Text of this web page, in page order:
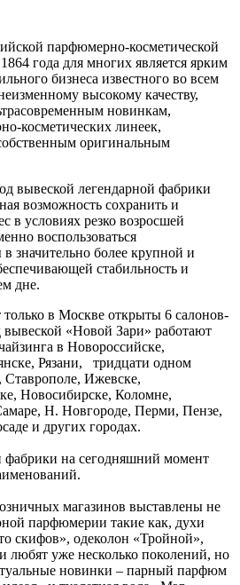
парфюмерно-косметической
года для многих является ярким
бизнеса известного во всем
высокому качеству,
новинкам,
косметических линеек,
оригинальным
вывеской легендарной фабрики
возможность сохранить и
в условиях резко возросшей
воспользоваться
значительно более крупной и
стабильность и
дне.
в Москве открыты 6 салонов-
«Новой Зари» работают
в Новороссийске,
Рязани, тридцати одном
Ставрополе, Ижевске,
Новосибирске, Коломне,
Н. Новгороде, Перми, Пензе,
и других городах.
фабрики на сегодняшний момент
магазинов выставлены не
парфюмерии такие как, духи
скифов», одеколон «Тройной»,
любят уже несколько поколений, но
новинки – парный парфюм